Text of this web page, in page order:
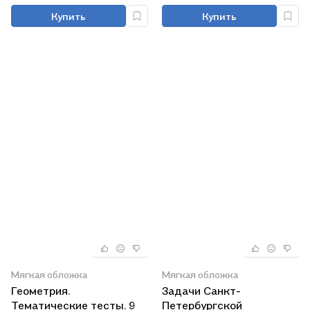
Купить Купить
Мягкая обложка
Геометрия.
Тематические тесты. 9
Мягкая обложка
Задачи Санкт-
Петербургской